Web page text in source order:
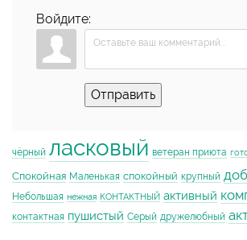
Войдите:
Отправить
чёрный ласковый ветеран приюта
Спокойная Маленькая спокойный крупный
Небольшая нежная КОНТАКТНЫЙ активный
контактная пушистый Серый дружелюбный